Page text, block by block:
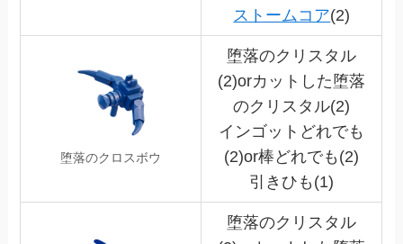
ストームコア(2)
堕落のクロスボウ
堕落のクリスタル
(2)orカットした堕落
のクリスタル(2)
インゴットどれでも
(2)or棒どれでも(2)
引きひも(1)
堕落のクリスタル